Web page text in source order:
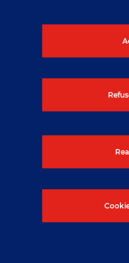
Kostel